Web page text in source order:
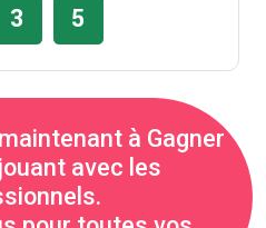
3 5
à Gagner
avec les